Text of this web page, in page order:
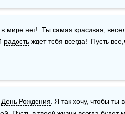
мире нет!  Ты самая красивая,
радость ждет тебя всегда!  Пусть
День Рождения . Я так хочу, чтобы ты